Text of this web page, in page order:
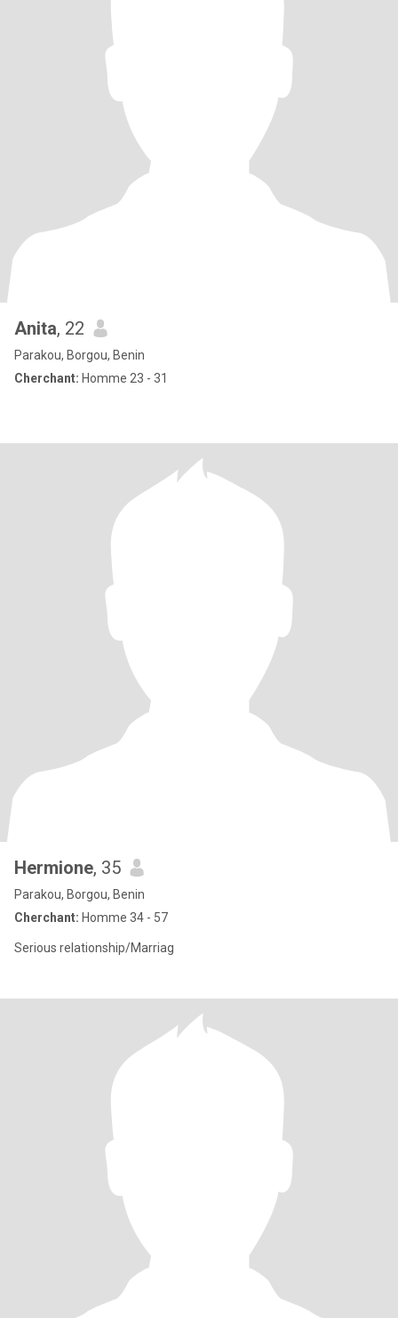
Anita, 22
Parakou, Borgou, Benin
Cherchant: Homme 23 - 31
Hermione, 35
Parakou, Borgou, Benin
Cherchant: Homme 34 - 57
Serious relationship/Marriag